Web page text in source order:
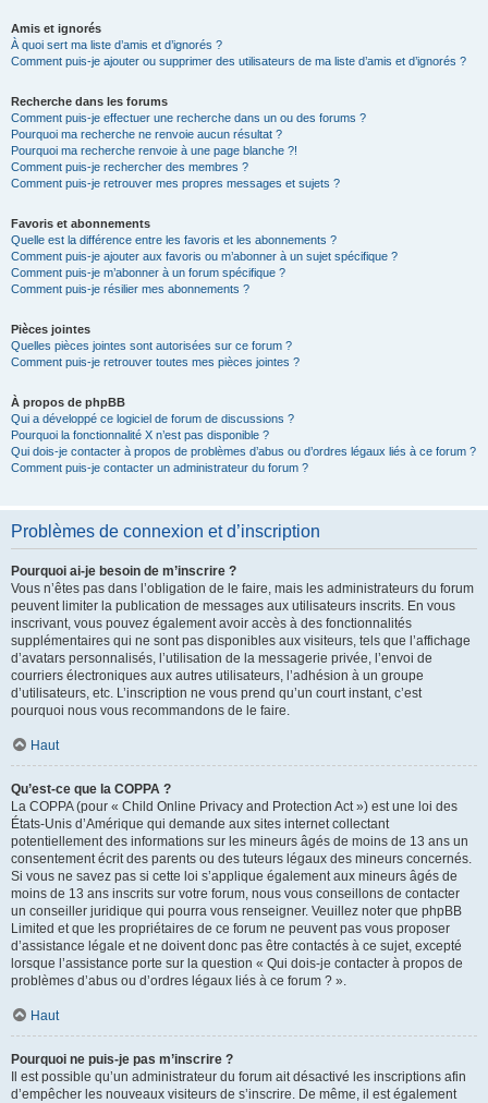
Amis et ignorés
À quoi sert ma liste d’amis et d’ignorés ?
Comment puis-je ajouter ou supprimer des utilisateurs de ma liste d’amis et d’ignorés ?
Recherche dans les forums
Comment puis-je effectuer une recherche dans un ou des forums ?
Pourquoi ma recherche ne renvoie aucun résultat ?
Pourquoi ma recherche renvoie à une page blanche ?!
Comment puis-je rechercher des membres ?
Comment puis-je retrouver mes propres messages et sujets ?
Favoris et abonnements
Quelle est la différence entre les favoris et les abonnements ?
Comment puis-je ajouter aux favoris ou m’abonner à un sujet spécifique ?
Comment puis-je m’abonner à un forum spécifique ?
Comment puis-je résilier mes abonnements ?
Pièces jointes
Quelles pièces jointes sont autorisées sur ce forum ?
Comment puis-je retrouver toutes mes pièces jointes ?
À propos de phpBB
Qui a développé ce logiciel de forum de discussions ?
Pourquoi la fonctionnalité X n’est pas disponible ?
Qui dois-je contacter à propos de problèmes d’abus ou d’ordres légaux liés à ce forum ?
Comment puis-je contacter un administrateur du forum ?
Problèmes de connexion et d’inscription
Pourquoi ai-je besoin de m’inscrire ?
Vous n’êtes pas dans l’obligation de le faire, mais les administrateurs du forum
peuvent limiter la publication de messages aux utilisateurs inscrits. En vous
inscrivant, vous pouvez également avoir accès à des fonctionnalités
supplémentaires qui ne sont pas disponibles aux visiteurs, tels que l’affichage
d’avatars personnalisés, l’utilisation de la messagerie privée, l’envoi de
courriers électroniques aux autres utilisateurs, l’adhésion à un groupe
d’utilisateurs, etc. L’inscription ne vous prend qu’un court instant, c’est
pourquoi nous vous recommandons de le faire.
Haut
Qu’est-ce que la COPPA ?
La COPPA (pour « Child Online Privacy and Protection Act ») est une loi des
États-Unis d’Amérique qui demande aux sites internet collectant
potentiellement des informations sur les mineurs âgés de moins de 13 ans un
consentement écrit des parents ou des tuteurs légaux des mineurs concernés.
Si vous ne savez pas si cette loi s’applique également aux mineurs âgés de
moins de 13 ans inscrits sur votre forum, nous vous conseillons de contacter
un conseiller juridique qui pourra vous renseigner. Veuillez noter que phpBB
Limited et que les propriétaires de ce forum ne peuvent pas vous proposer
d’assistance légale et ne doivent donc pas être contactés à ce sujet, excepté
lorsque l’assistance porte sur la question « Qui dois-je contacter à propos de
problèmes d’abus ou d’ordres légaux liés à ce forum ? ».
Haut
Pourquoi ne puis-je pas m’inscrire ?
Il est possible qu’un administrateur du forum ait désactivé les inscriptions afin
d’empêcher les nouveaux visiteurs de s’inscrire. De même, il est également